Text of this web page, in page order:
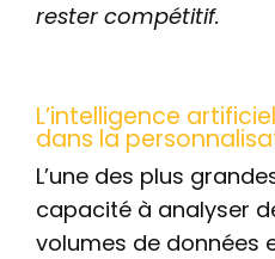
rester compétitif.
L’intelligence
dans la
L’une des plus
capacité à analyser
volumes de données